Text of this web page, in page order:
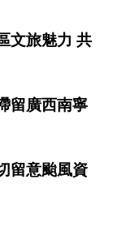
文旅魅力 共
留廣西南寧
留意颱風資